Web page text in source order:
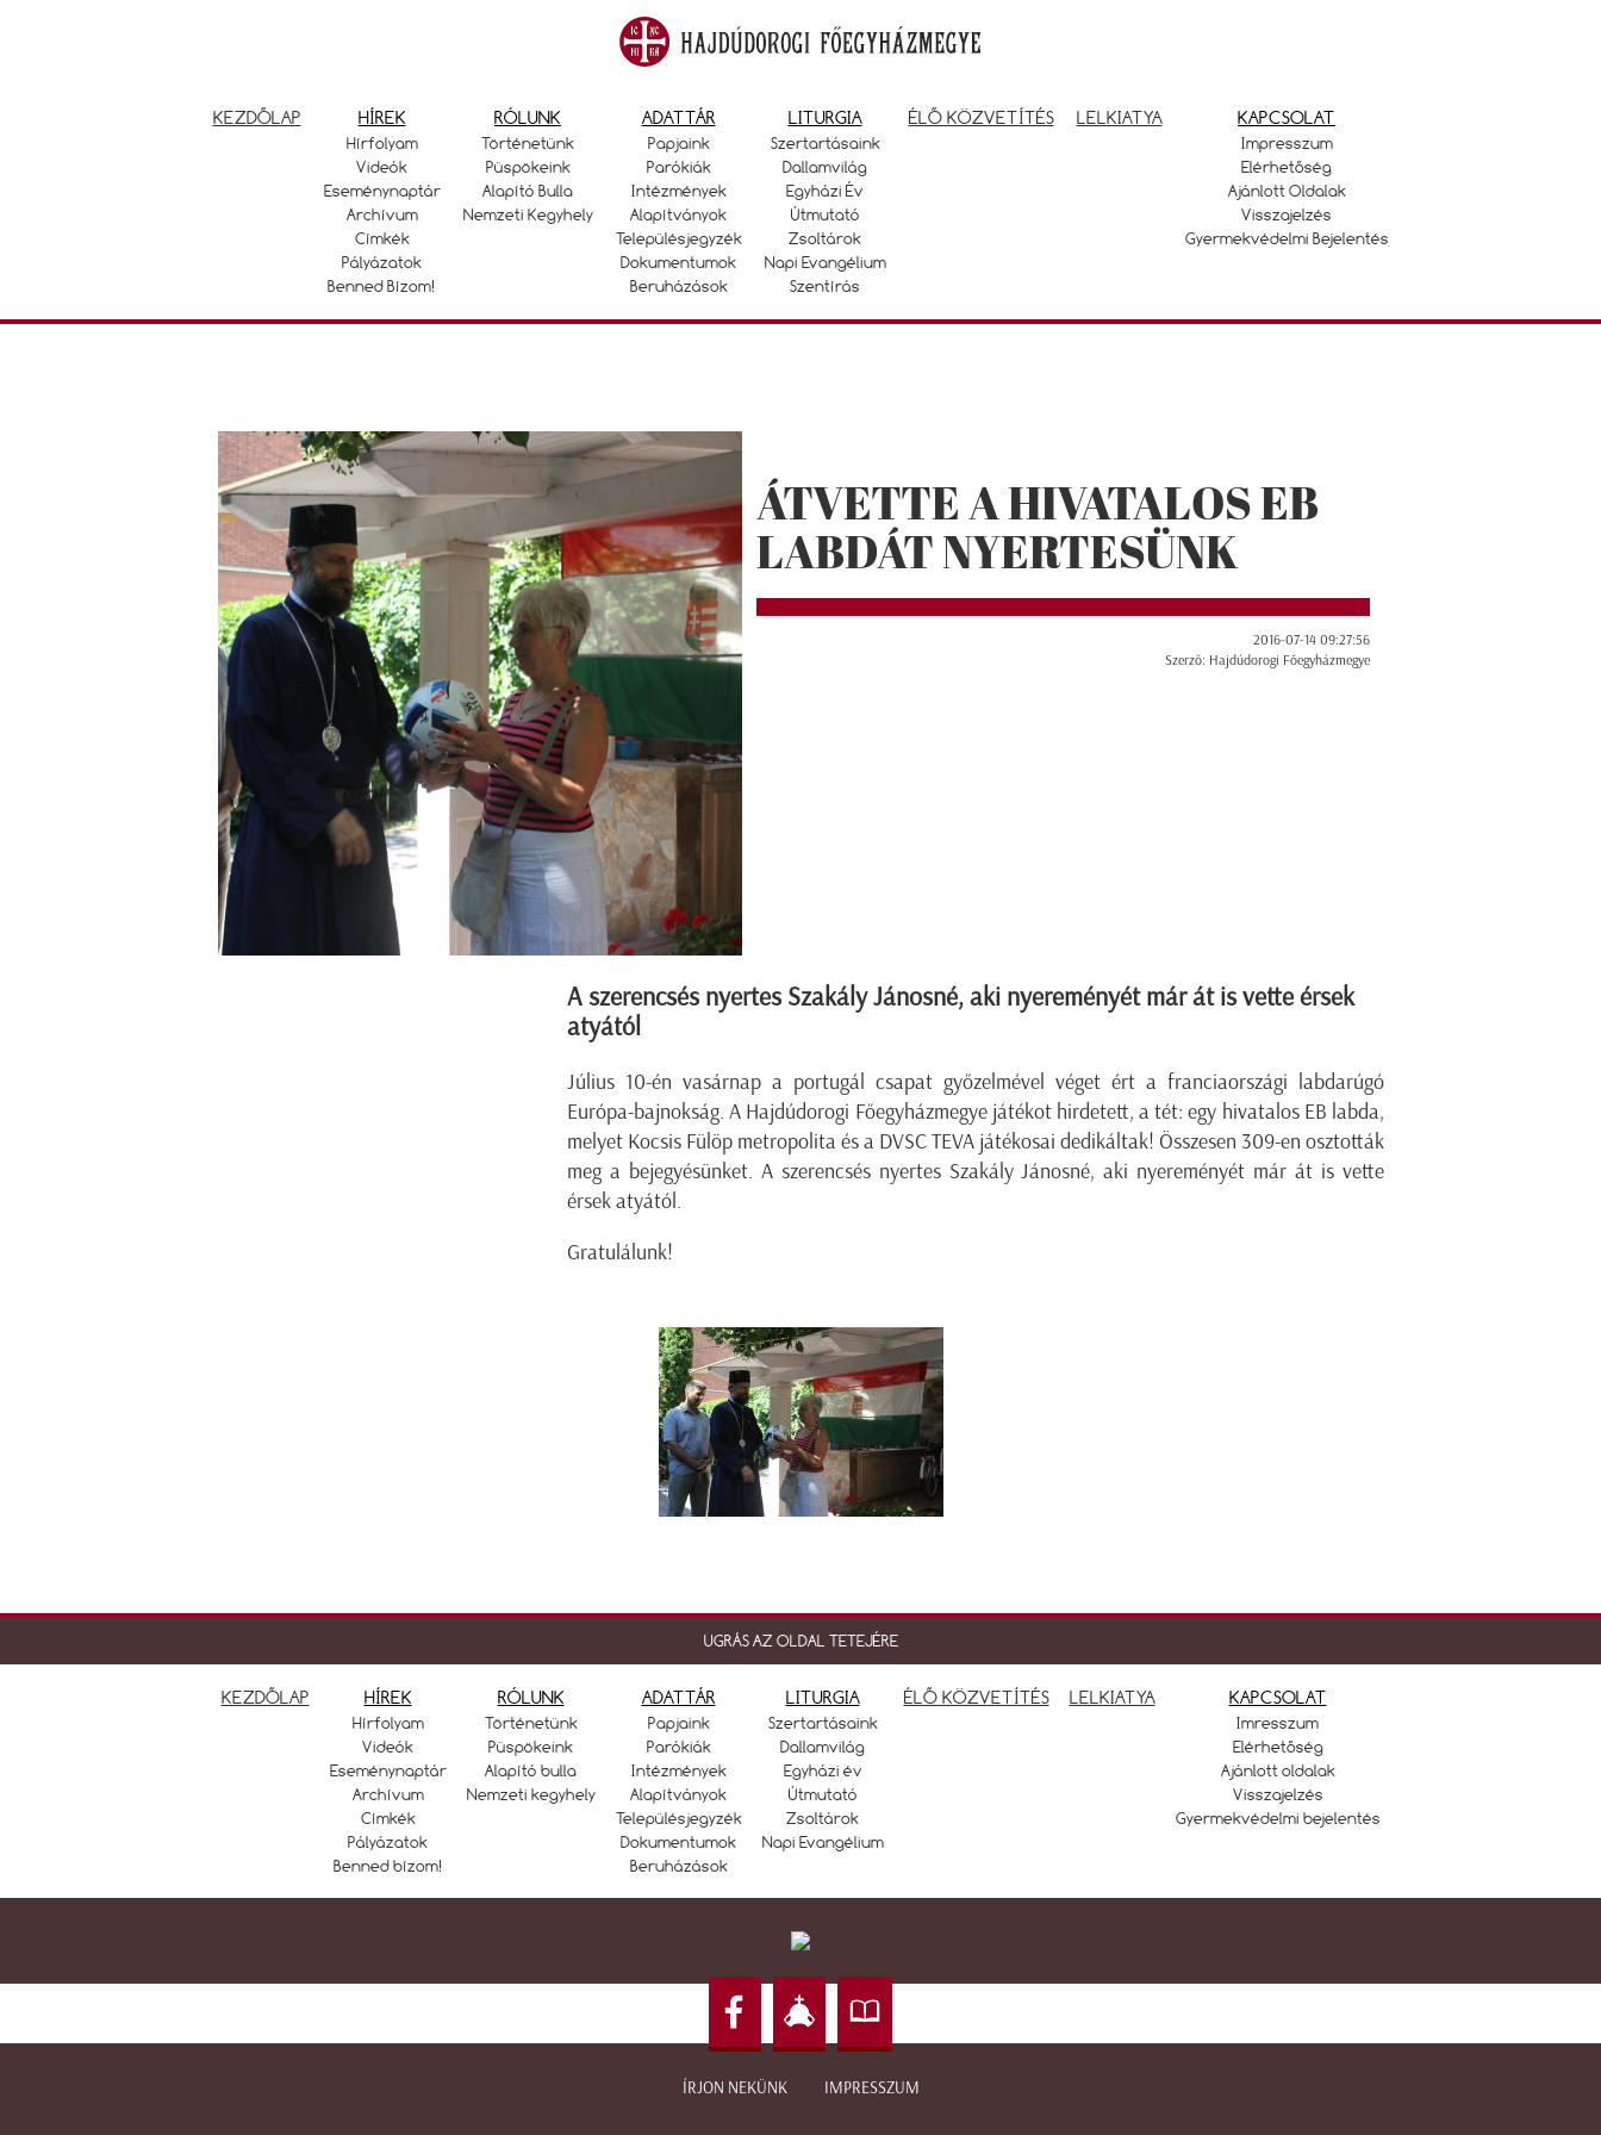
KEZDŐLAP HÍREK
Hírfolyam
Videók
Eseménynaptár
Archívum
Címkék
Pályázatok
Benned Bízom!
RÓLUNK
Történetünk
Püspökeink
Alapító Bulla
Nemzeti Kegyhely
ADATTÁR
Papjaink
Parókiák
Intézmények
Alapítványok
Településjegyzék
Dokumentumok
Beruházások
LITURGIA
Szertartásaink
Dallamvilág
Egyházi Év
Útmutató
Zsoltárok
Napi Evangélium
Szentírás
ÉLŐ KÖZVETÍTÉS LELKIATYA KAPCSOLAT
Impresszum
Elérhetőség
Ajánlott Oldalak
Visszajelzés
Gyermekvédelmi Bejelentés
ÁTVETTE A HIVATALOS EB
LABDÁT NYERTESÜNK
2016-07-14 09:27:56
Szerző: Hajdúdorogi Főegyházmegye
A szerencsés nyertes Szakály Jánosné, aki nyereményét már át is vette érsek
atyától
Július 10-én vasárnap a portugál csapat győzelmével véget ért a franciaországi labdarúgó
Európa-bajnokság. A Hajdúdorogi Főegyházmegye játékot hirdetett, a tét: egy hivatalos EB labda,
melyet Kocsis Fülöp metropolita és a DVSC TEVA játékosai dedikáltak! Összesen 309-en osztották
meg a bejegyésünket. A szerencsés nyertes Szakály Jánosné, aki nyereményét már át is vette
érsek atyától.
Gratulálunk!
UGRÁS AZ OLDAL TETEJÉRE
KEZDŐLAP HÍREK
Hírfolyam
Videók
Eseménynaptár
Archívum
Címkék
Pályázatok
Benned bízom!
RÓLUNK
Történetünk
Püspökeink
Alapító bulla
Nemzeti kegyhely
ADATTÁR
Papjaink
Parókiák
Intézmények
Alapítványok
Településjegyzék
Dokumentumok
Beruházások
LITURGIA
Szertartásaink
Dallamvilág
Egyházi év
Útmutató
Zsoltárok
Napi Evangélium
ÉLŐ KÖZVETÍTÉS LELKIATYA KAPCSOLAT
Imresszum
Elérhetőség
Ajánlott oldalak
Visszajelzés
Gyermekvédelmi bejelentés
ÍRJON NEKÜNK IMPRESSZUM